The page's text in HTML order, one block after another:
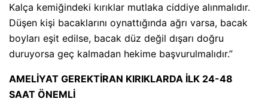
Kalça kemiğindeki kırıklar mutlaka ciddiye alınmalıdır.
Düşen kişi bacaklarını oynattığında ağrı varsa, bacak
boyları eşit edilse, bacak düz değil dışarı doğru
duruyorsa geç kalmadan hekime başvurulmalıdır.”
AMELİYAT GEREKTİRAN KIRIKLARDA İLK 24-48
SAAT ÖNEMLİ